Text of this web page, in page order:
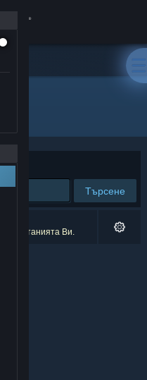
Търсене
Ви.
Ви.